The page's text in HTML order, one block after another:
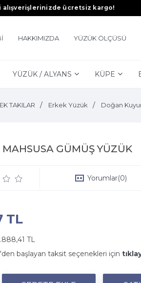
alışverişlerinizde ücretsiz kargo!
HAKKIMIZDA YÜZÜK ÖLÇÜSÜ
YÜZÜK / ALYANS KÜPE
TAKILAR Erkek Yüzük Doğan
MAHSUSA GÜMÜŞ YÜZÜK
Yorumlar(0)
TL
TL
'den başlayan taksit seçenekleri için